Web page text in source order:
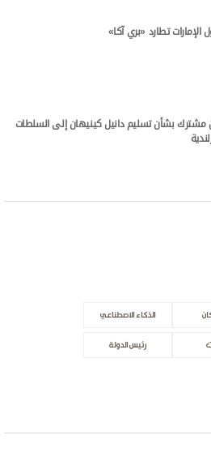
الإمارات تطارد «بري آكا»
مشترك بشأن تسليم دانيل كينيهان إلى السلطات
الذكاء الاصطناعي
رئيس الدولة